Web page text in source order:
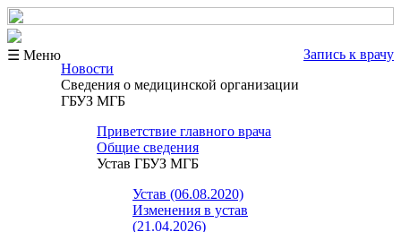
☰ Меню
Запись к врачу
Новости
Сведения о медицинской организации
ГБУЗ МГБ
Приветствие главного врача
Общие сведения
Устав ГБУЗ МГБ
Устав (06.08.2020)
Изменения в устав
(21.04.2026)